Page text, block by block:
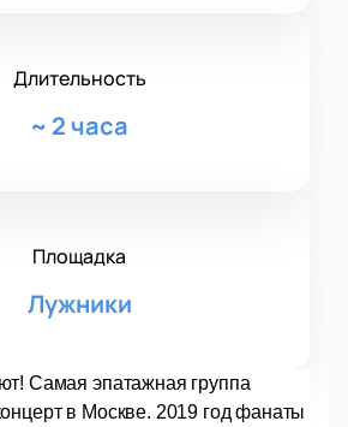
Длительность
~ 2 часа
Площадка
Лужники
Самая эпатажная группа
в Москве. 2019 год фанаты